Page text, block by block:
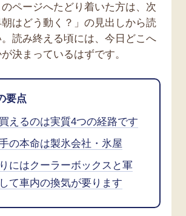
ページへたどり着いた方は、次
はどう動く？」の見出しから読
読み終える頃には、今日どこへ
決まっているはずです。
要点
えるのは実質4つの経路です
の本命は製氷会社・氷屋
にはクーラーボックスと軍
て車内の換気が要ります